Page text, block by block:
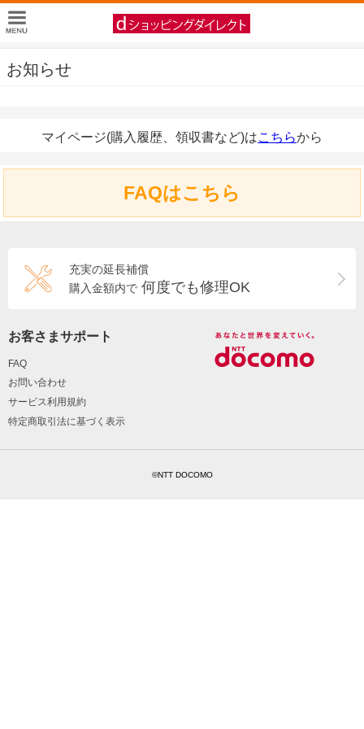
お知らせ
マイページ(購入履歴、領収書など)はこちらから
FAQはこちら
充実の延長補償
購入金額内で 何度でも修理OK
お客さまサポート
FAQ
お問い合わせ
サービス利用規約
特定商取引法に基づく表示
©NTT DOCOMO